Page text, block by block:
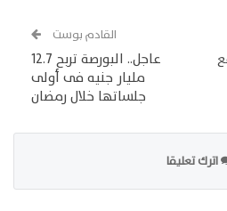
القادم بوست
عاجل.. البورصة تربح 12.7
مليار جنيه فى أولى
جلساتها خلال رمضان
اترك تعليقا